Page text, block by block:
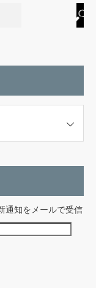
通知をメールで受信